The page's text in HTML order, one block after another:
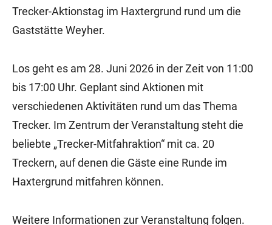
Trecker-Aktionstag im Haxtergrund rund um die
Gaststätte Weyher.
Los geht es am 28. Juni 2026 in der Zeit von 11:00
bis 17:00 Uhr. Geplant sind Aktionen mit
verschiedenen Aktivitäten rund um das Thema
Trecker. Im Zentrum der Veranstaltung steht die
beliebte „Trecker-Mitfahraktion“ mit ca. 20
Treckern, auf denen die Gäste eine Runde im
Haxtergrund mitfahren können.
Weitere Informationen zur Veranstaltung folgen.